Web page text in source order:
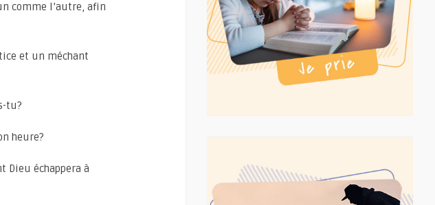
comme l’autre, afin
et un méchant
tu?
heure?
Dieu échappera à